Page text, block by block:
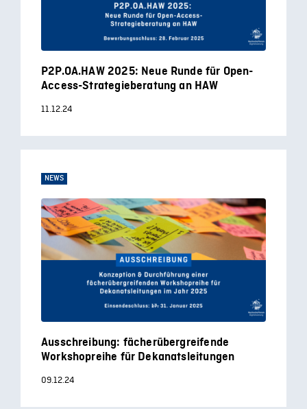
P2P.OA.HAW 2025: Neue Runde für Open-
Access-Strategieberatung an HAW
11.12.24
NEWS
Ausschreibung: fächerübergreifende
Workshopreihe für Dekanatsleitungen
09.12.24